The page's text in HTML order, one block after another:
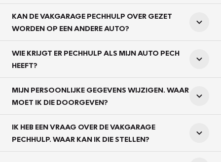
KAN DE VAKGARAGE PECHHULP OVER GEZET
WORDEN OP EEN ANDERE AUTO?
WIE KRIJGT ER PECHHULP ALS MIJN AUTO PECH
HEEFT?
MIJN PERSOONLIJKE GEGEVENS WIJZIGEN. WAAR
MOET IK DIE DOORGEVEN?
IK HEB EEN VRAAG OVER DE VAKGARAGE
PECHHULP. WAAR KAN IK DIE STELLEN?